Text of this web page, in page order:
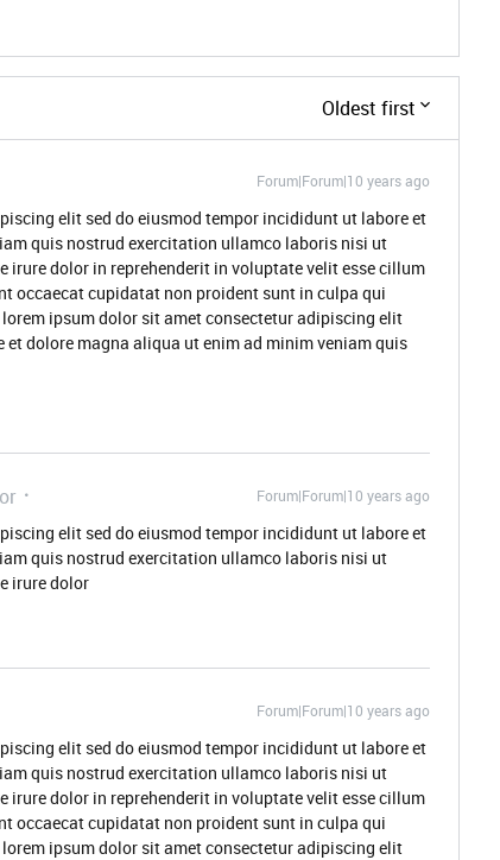
Oldest first
Forum|Forum|10 years ago
elit sed do eiusmod tempor incididunt ut labore et
quis nostrud exercitation ullamco laboris nisi ut
irure dolor in reprehenderit in voluptate velit esse cillum
occaecat cupidatat non proident sunt in culpa qui
ipsum dolor sit amet consectetur adipiscing elit
dolore magna aliqua ut enim ad minim veniam quis
Forum|Forum|10 years ago
elit sed do eiusmod tempor incididunt ut labore et
quis nostrud exercitation ullamco laboris nisi ut
irure dolor
Forum|Forum|10 years ago
elit sed do eiusmod tempor incididunt ut labore et
quis nostrud exercitation ullamco laboris nisi ut
irure dolor in reprehenderit in voluptate velit esse cillum
occaecat cupidatat non proident sunt in culpa qui
ipsum dolor sit amet consectetur adipiscing elit